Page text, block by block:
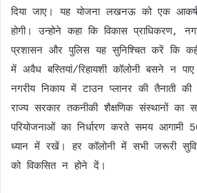
दिया जाए। यह योजना लखनऊ को एक
होगी। उन्होने कहा कि विकास प्राधिकरण,
प्रशासन और पुलिस यह सुनिश्चित करें कि कहीं
में अवैध बस्तियां/रिहायशी कॉलोनी बसने न
नगरीय निकाय में टाउन प्लानर की तैनाती
राज्य सरकार तकनीकी शैक्षणिक संस्थानों का
परियोजनाओं का निर्धारण करते समय आगामी
ध्यान में रखें। हर कॉलोनी में सभी जरूरी
को विकसित न होने दें।